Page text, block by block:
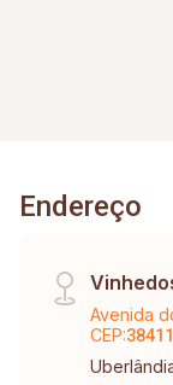
Endereço
Avenida
CEP: